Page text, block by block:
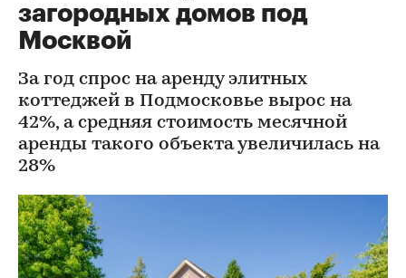
загородных домов под
Москвой
За год спрос на аренду элитных
коттеджей в Подмосковье вырос на
42%, а средняя стоимость месячной
аренды такого объекта увеличилась на
28%